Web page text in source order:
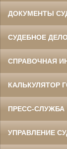
ДОКУМЕНТЫ
СУДЕБНОЕ
СПРАВОЧНАЯ
КАЛЬКУЛЯТОР
ПРЕСС-СЛУЖБА
УПРАВЛЕНИЕ